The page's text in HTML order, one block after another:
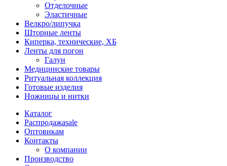
Отделочные
Эластичные
Велкро/липучка
Шторные ленты
Киперка, технические, ХБ
Ленты для погон
Галун
Медицинские товары
Ритуальная коллекция
Готовые изделия
Ножницы и нитки
Каталог
Распродажаsale
Оптовикам
Контакты
О компании
Производство